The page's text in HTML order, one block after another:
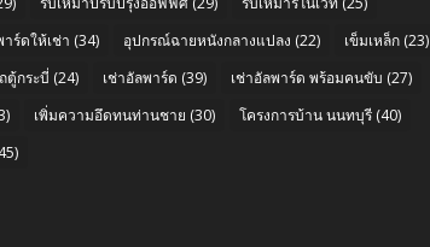
าร์ดให้เช่า (34) อุปกรณ์ฉายหนังกลางแปลง (22) เข็มเหล็ก (23)
ตู้กระบี่ (24) เช่าอัลพาร์ด (39) เช่าอัลพาร์ด พร้อมคนขับ (27)
เพิ่มความอึดทนท่านชาย (30) โครงการบ้าน นนทบุรี (40)